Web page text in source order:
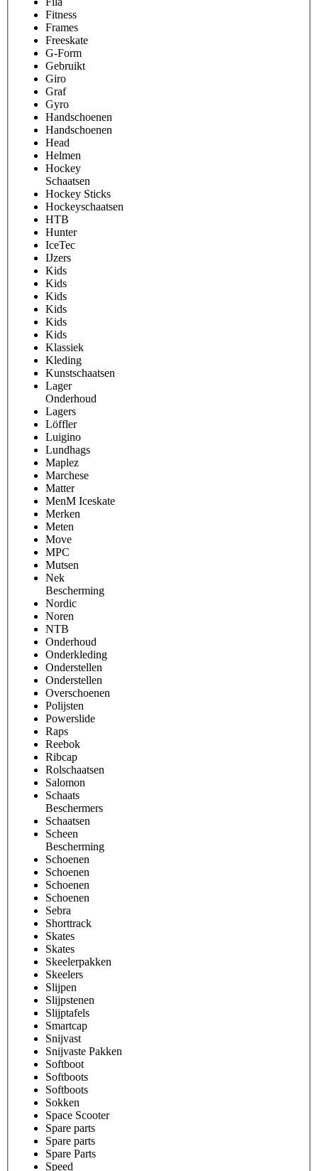
Fitness
Frames
Freeskate
G-Form
Gebruikt
Giro
Graf
Gyro
Handschoenen
Handschoenen
Head
Helmen
Hockey
Schaatsen
Hockey Sticks
Hockeyschaatsen
HTB
Hunter
IceTec
IJzers
Kids
Kids
Kids
Kids
Kids
Kids
Klassiek
Kleding
Kunstschaatsen
Lager
Onderhoud
Lagers
Löffler
Luigino
Lundhags
Maplez
Marchese
Matter
MenM Iceskate
Merken
Meten
Move
MPC
Mutsen
Nek
Bescherming
Nordic
Noren
NTB
Onderhoud
Onderkleding
Onderstellen
Onderstellen
Overschoenen
Polijsten
Powerslide
Raps
Reebok
Ribcap
Rolschaatsen
Salomon
Schaats
Beschermers
Schaatsen
Scheen
Bescherming
Schoenen
Schoenen
Schoenen
Schoenen
Sebra
Shorttrack
Skates
Skates
Skeelerpakken
Skeelers
Slijpen
Slijpstenen
Slijptafels
Smartcap
Snijvast
Snijvaste Pakken
Softboot
Softboots
Softboots
Sokken
Space Scooter
Spare parts
Spare parts
Spare Parts
Speed